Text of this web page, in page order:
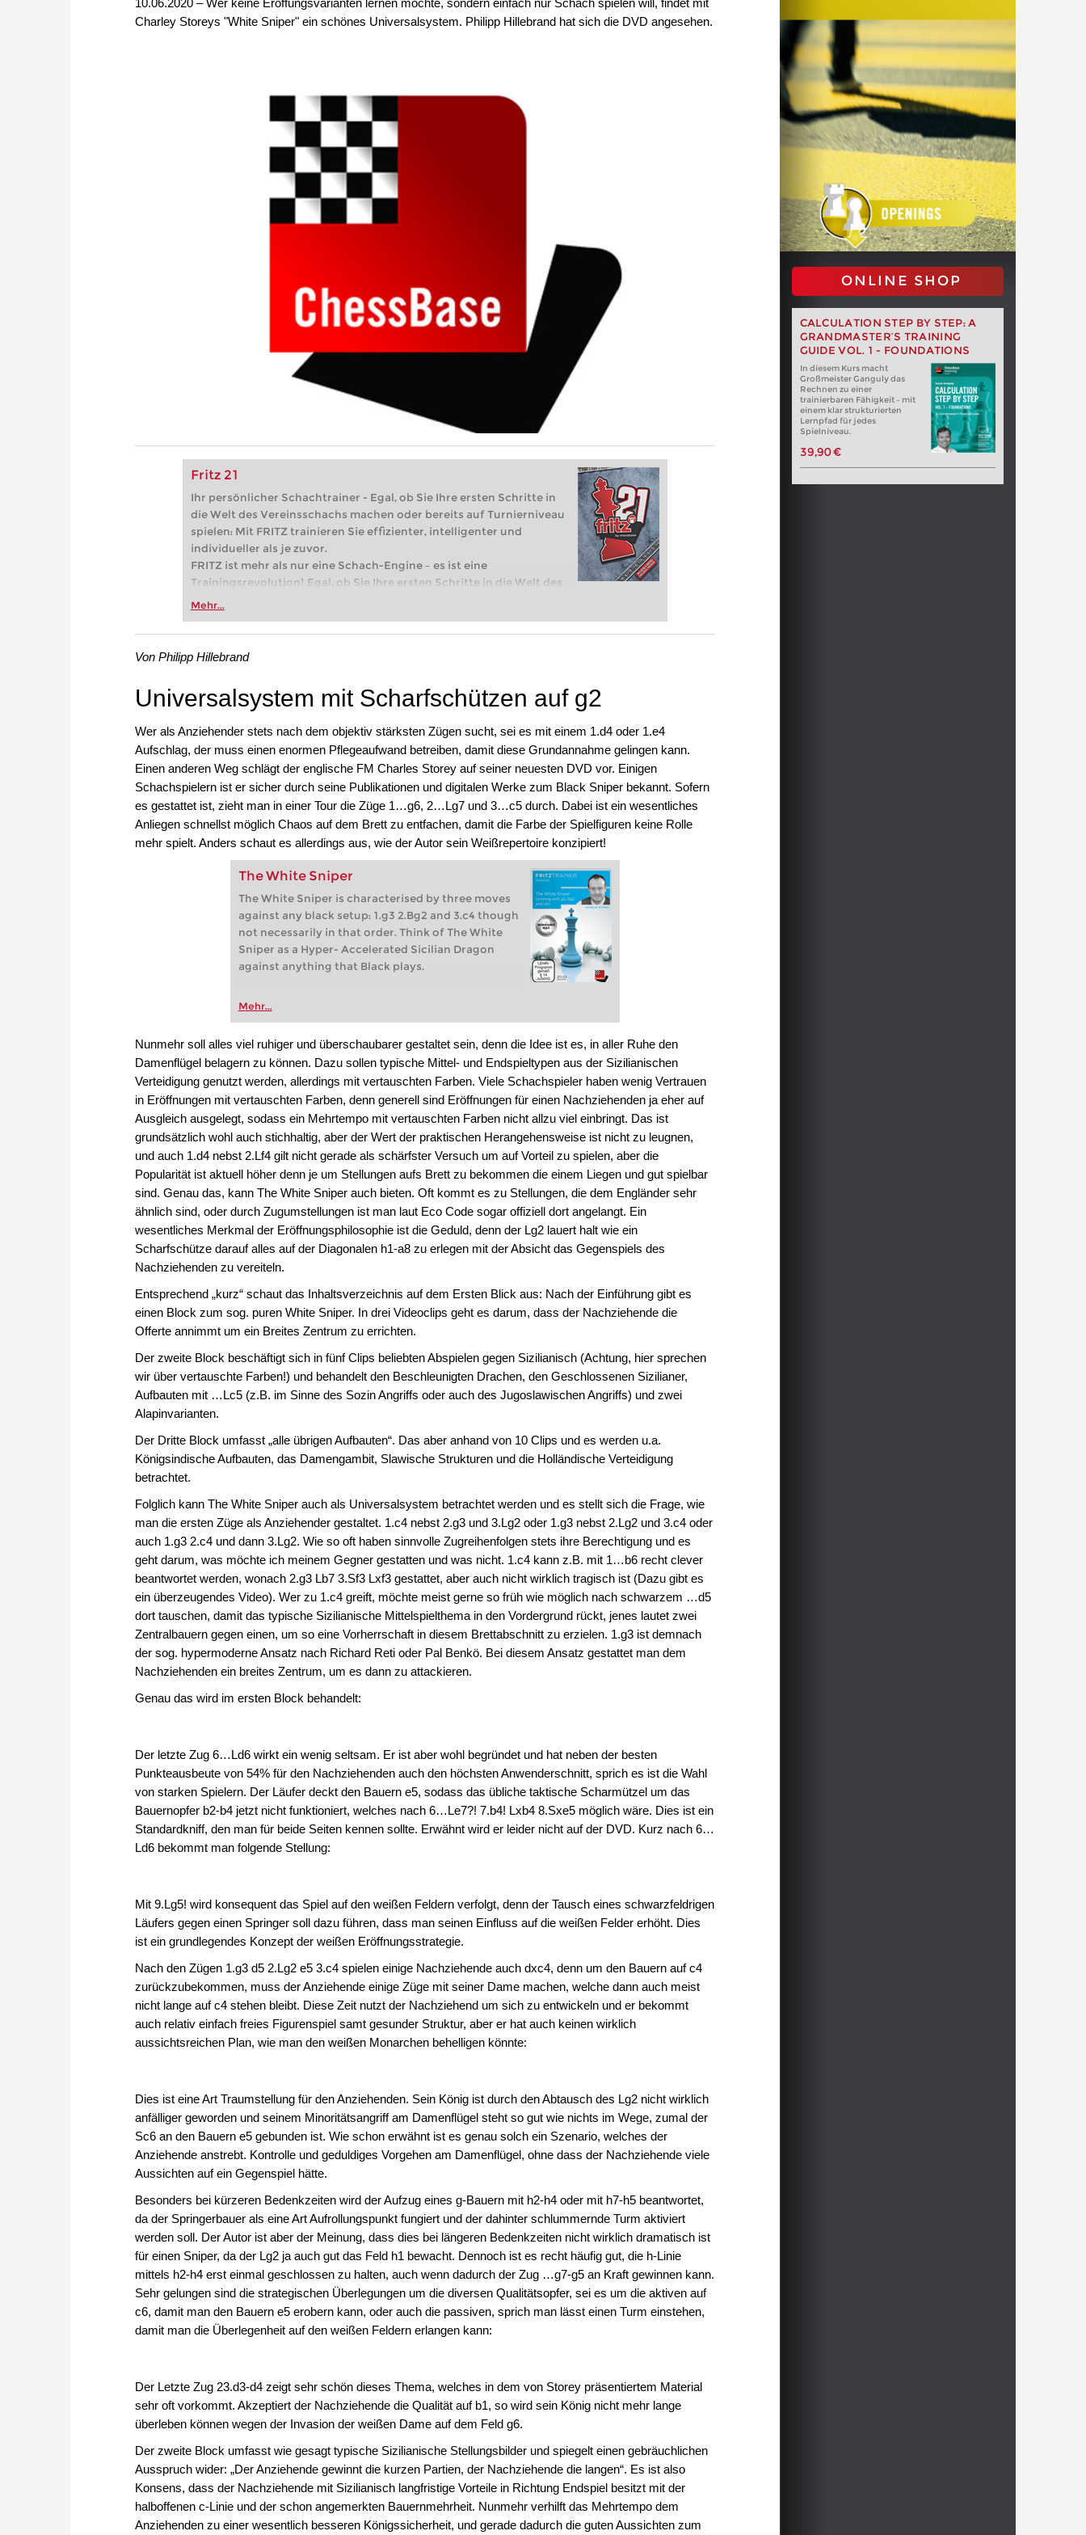
Charley Storeys "White Sniper" ein schönes Universalsystem. Philipp Hillebrand hat sich die DVD angesehen.
Fritz 21
Ihr persönlicher Schachtrainer - Egal, ob Sie Ihre ersten Schritte in
die Welt des Vereinsschachs machen oder bereits auf Turnierniveau
spielen: Mit FRITZ trainieren Sie effizienter, intelligenter und
individueller als je zuvor.
FRITZ ist mehr als nur eine Schach-Engine – es ist eine
Trainingsrevolution! Egal, ob Sie Ihre ersten Schritte in die Welt des
Vereinsschachs machen oder bereits auf Turnierniveau spielen: Mit
zuvor.
Mehr...
ONLINE SHOP
CALCULATION STEP BY STEP: A
GRANDMASTER’S TRAINING
GUIDE VOL. 1 - FOUNDATIONS
In diesem Kurs macht
Großmeister Ganguly das
Rechnen zu einer
trainierbaren Fähigkeit – mit
einem klar strukturierten
Lernpfad für jedes
Spielniveau.
39,90 €
Von Philipp Hillebrand
Universalsystem mit Scharfschützen auf g2
Wer als Anziehender stets nach dem objektiv stärksten Zügen sucht, sei es mit einem 1.d4 oder 1.e4
Aufschlag, der muss einen enormen Pflegeaufwand betreiben, damit diese Grundannahme gelingen kann.
Einen anderen Weg schlägt der englische FM Charles Storey auf seiner neuesten DVD vor. Einigen
Schachspielern ist er sicher durch seine Publikationen und digitalen Werke zum Black Sniper bekannt. Sofern
es gestattet ist, zieht man in einer Tour die Züge 1…g6, 2…Lg7 und 3…c5 durch. Dabei ist ein wesentliches
Anliegen schnellst möglich Chaos auf dem Brett zu entfachen, damit die Farbe der Spielfiguren keine Rolle
mehr spielt. Anders schaut es allerdings aus, wie der Autor sein Weißrepertoire konzipiert!
The White Sniper
The White Sniper is characterised by three moves
against any black setup: 1.g3 2.Bg2 and 3.c4 though
not necessarily in that order. Think of The White
Sniper as a Hyper- Accelerated Sicilian Dragon
against anything that Black plays.
Mehr...
Nunmehr soll alles viel ruhiger und überschaubarer gestaltet sein, denn die Idee ist es, in aller Ruhe den
Damenflügel belagern zu können. Dazu sollen typische Mittel- und Endspieltypen aus der Sizilianischen
Verteidigung genutzt werden, allerdings mit vertauschten Farben. Viele Schachspieler haben wenig Vertrauen
in Eröffnungen mit vertauschten Farben, denn generell sind Eröffnungen für einen Nachziehenden ja eher auf
Ausgleich ausgelegt, sodass ein Mehrtempo mit vertauschten Farben nicht allzu viel einbringt. Das ist
grundsätzlich wohl auch stichhaltig, aber der Wert der praktischen Herangehensweise ist nicht zu leugnen,
und auch 1.d4 nebst 2.Lf4 gilt nicht gerade als schärfster Versuch um auf Vorteil zu spielen, aber die
Popularität ist aktuell höher denn je um Stellungen aufs Brett zu bekommen die einem Liegen und gut spielbar
sind. Genau das, kann The White Sniper auch bieten. Oft kommt es zu Stellungen, die dem Engländer sehr
ähnlich sind, oder durch Zugumstellungen ist man laut Eco Code sogar offiziell dort angelangt. Ein
wesentliches Merkmal der Eröffnungsphilosophie ist die Geduld, denn der Lg2 lauert halt wie ein
Scharfschütze darauf alles auf der Diagonalen h1-a8 zu erlegen mit der Absicht das Gegenspiels des
Nachziehenden zu vereiteln.
Entsprechend „kurz“ schaut das Inhaltsverzeichnis auf dem Ersten Blick aus: Nach der Einführung gibt es
einen Block zum sog. puren White Sniper. In drei Videoclips geht es darum, dass der Nachziehende die
Offerte annimmt um ein Breites Zentrum zu errichten.
Der zweite Block beschäftigt sich in fünf Clips beliebten Abspielen gegen Sizilianisch (Achtung, hier sprechen
wir über vertauschte Farben!) und behandelt den Beschleunigten Drachen, den Geschlossenen Sizilianer,
Aufbauten mit …Lc5 (z.B. im Sinne des Sozin Angriffs oder auch des Jugoslawischen Angriffs) und zwei
Alapinvarianten.
Der Dritte Block umfasst „alle übrigen Aufbauten“. Das aber anhand von 10 Clips und es werden u.a.
Königsindische Aufbauten, das Damengambit, Slawische Strukturen und die Holländische Verteidigung
betrachtet.
Folglich kann The White Sniper auch als Universalsystem betrachtet werden und es stellt sich die Frage, wie
man die ersten Züge als Anziehender gestaltet. 1.c4 nebst 2.g3 und 3.Lg2 oder 1.g3 nebst 2.Lg2 und 3.c4 oder
auch 1.g3 2.c4 und dann 3.Lg2. Wie so oft haben sinnvolle Zugreihenfolgen stets ihre Berechtigung und es
geht darum, was möchte ich meinem Gegner gestatten und was nicht. 1.c4 kann z.B. mit 1…b6 recht clever
beantwortet werden, wonach 2.g3 Lb7 3.Sf3 Lxf3 gestattet, aber auch nicht wirklich tragisch ist (Dazu gibt es
ein überzeugendes Video). Wer zu 1.c4 greift, möchte meist gerne so früh wie möglich nach schwarzem …d5
dort tauschen, damit das typische Sizilianische Mittelspielthema in den Vordergrund rückt, jenes lautet zwei
Zentralbauern gegen einen, um so eine Vorherrschaft in diesem Brettabschnitt zu erzielen. 1.g3 ist demnach
der sog. hypermoderne Ansatz nach Richard Reti oder Pal Benkö. Bei diesem Ansatz gestattet man dem
Nachziehenden ein breites Zentrum, um es dann zu attackieren.
Genau das wird im ersten Block behandelt:
Der letzte Zug 6…Ld6 wirkt ein wenig seltsam. Er ist aber wohl begründet und hat neben der besten
Punkteausbeute von 54% für den Nachziehenden auch den höchsten Anwenderschnitt, sprich es ist die Wahl
von starken Spielern. Der Läufer deckt den Bauern e5, sodass das übliche taktische Scharmützel um das
Bauernopfer b2-b4 jetzt nicht funktioniert, welches nach 6…Le7?! 7.b4! Lxb4 8.Sxe5 möglich wäre. Dies ist ein
Standardkniff, den man für beide Seiten kennen sollte. Erwähnt wird er leider nicht auf der DVD. Kurz nach 6…
Ld6 bekommt man folgende Stellung:
Mit 9.Lg5! wird konsequent das Spiel auf den weißen Feldern verfolgt, denn der Tausch eines schwarzfeldrigen
Läufers gegen einen Springer soll dazu führen, dass man seinen Einfluss auf die weißen Felder erhöht. Dies
ist ein grundlegendes Konzept der weißen Eröffnungsstrategie.
Nach den Zügen 1.g3 d5 2.Lg2 e5 3.c4 spielen einige Nachziehende auch dxc4, denn um den Bauern auf c4
zurückzubekommen, muss der Anziehende einige Züge mit seiner Dame machen, welche dann auch meist
nicht lange auf c4 stehen bleibt. Diese Zeit nutzt der Nachziehend um sich zu entwickeln und er bekommt
auch relativ einfach freies Figurenspiel samt gesunder Struktur, aber er hat auch keinen wirklich
aussichtsreichen Plan, wie man den weißen Monarchen behelligen könnte:
Dies ist eine Art Traumstellung für den Anziehenden. Sein König ist durch den Abtausch des Lg2 nicht wirklich
anfälliger geworden und seinem Minoritätsangriff am Damenflügel steht so gut wie nichts im Wege, zumal der
Sc6 an den Bauern e5 gebunden ist. Wie schon erwähnt ist es genau solch ein Szenario, welches der
Anziehende anstrebt. Kontrolle und geduldiges Vorgehen am Damenflügel, ohne dass der Nachziehende viele
Aussichten auf ein Gegenspiel hätte.
Besonders bei kürzeren Bedenkzeiten wird der Aufzug eines g-Bauern mit h2-h4 oder mit h7-h5 beantwortet,
da der Springerbauer als eine Art Aufrollungspunkt fungiert und der dahinter schlummernde Turm aktiviert
werden soll. Der Autor ist aber der Meinung, dass dies bei längeren Bedenkzeiten nicht wirklich dramatisch ist
für einen Sniper, da der Lg2 ja auch gut das Feld h1 bewacht. Dennoch ist es recht häufig gut, die h-Linie
mittels h2-h4 erst einmal geschlossen zu halten, auch wenn dadurch der Zug …g7-g5 an Kraft gewinnen kann.
Sehr gelungen sind die strategischen Überlegungen um die diversen Qualitätsopfer, sei es um die aktiven auf
c6, damit man den Bauern e5 erobern kann, oder auch die passiven, sprich man lässt einen Turm einstehen,
damit man die Überlegenheit auf den weißen Feldern erlangen kann:
Der Letzte Zug 23.d3-d4 zeigt sehr schön dieses Thema, welches in dem von Storey präsentiertem Material
sehr oft vorkommt. Akzeptiert der Nachziehende die Qualität auf b1, so wird sein König nicht mehr lange
überleben können wegen der Invasion der weißen Dame auf dem Feld g6.
Der zweite Block umfasst wie gesagt typische Sizilianische Stellungsbilder und spiegelt einen gebräuchlichen
Ausspruch wider: „Der Anziehende gewinnt die kurzen Partien, der Nachziehende die langen“. Es ist also
Konsens, dass der Nachziehende mit Sizilianisch langfristige Vorteile in Richtung Endspiel besitzt mit der
halboffenen c-Linie und der schon angemerkten Bauernmehrheit. Nunmehr verhilft das Mehrtempo dem
Anziehenden zu einer wesentlich besseren Königssicherheit, und gerade dadurch die guten Aussichten zum